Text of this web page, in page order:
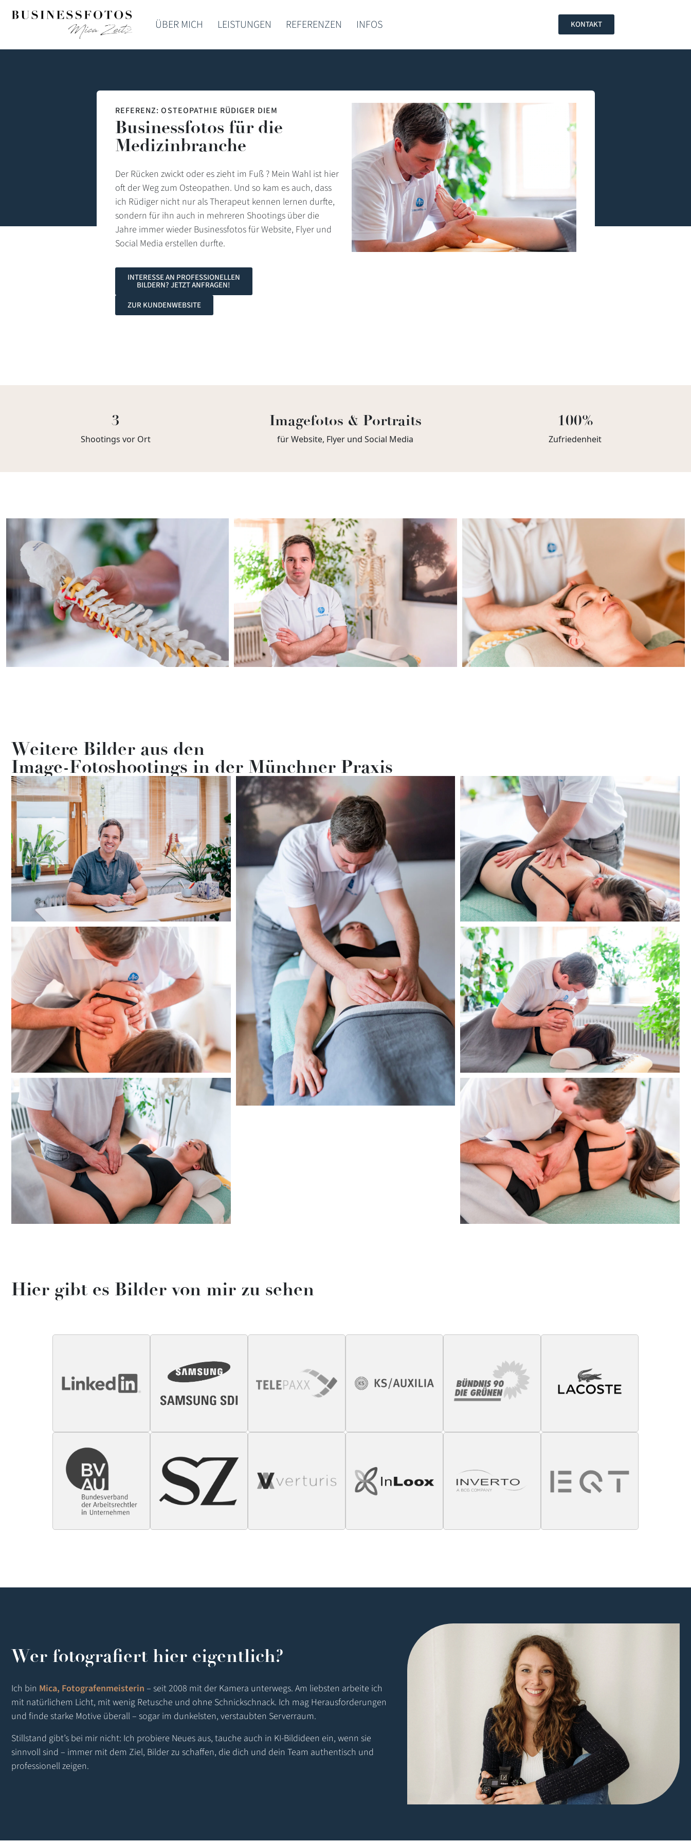
ÜBER MICH LEISTUNGEN REFERENZEN INFOS KONTAKT
REFERENZ: OSTEOPATHIE RÜDIGER DIEM
Businessfotos für die
Medizinbranche
Der Rücken zwickt oder es zieht im Fuß ? Mein Wahl ist hier
oft der Weg zum Osteopathen. Und so kam es auch, dass
ich Rüdiger nicht nur als Therapeut kennen lernen durfte,
sondern für ihn auch in mehreren Shootings über die
Jahre immer wieder Businessfotos für Website, Flyer und
Social Media erstellen durfte.
INTERESSE AN PROFESSIONELLEN
BILDERN? JETZT ANFRAGEN!
ZUR KUNDENWEBSITE
3
Shootings vor Ort
Imagefotos & Portraits
für Website, Flyer und Social Media
100%
Zufriedenheit
Weitere Bilder aus den
Image-Fotoshootings in der Münchner Praxis
Hier gibt es Bilder von mir zu sehen​
Wer fotografiert hier eigentlich?
Ich bin Mica, Fotografenmeisterin – seit 2008 mit der Kamera unterwegs. Am liebsten arbeite ich
mit natürlichem Licht, mit wenig Retusche und ohne Schnickschnack. Ich mag Herausforderungen
und finde starke Motive überall – sogar im dunkelsten, verstaubten Serverraum.
Stillstand gibt’s bei mir nicht: Ich probiere Neues aus, tauche auch in KI-Bildideen ein, wenn sie
sinnvoll sind – immer mit dem Ziel, Bilder zu schaffen, die dich und dein Team authentisch und
professionell zeigen.